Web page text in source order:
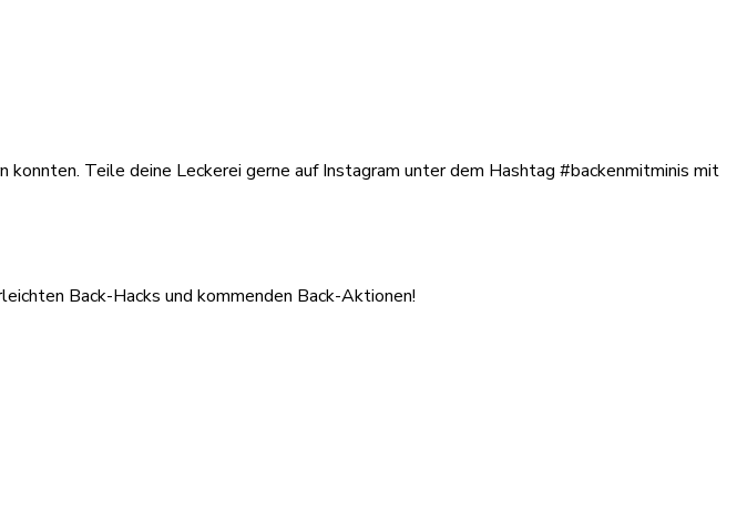
Teile deine Leckerei gerne auf Instagram unter dem Hashtag #backenmitminis mit
Back-Hacks und kommenden Back-Aktionen!